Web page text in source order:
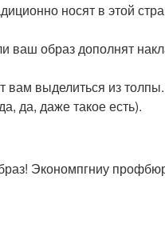
носят в этой
ваш образ дополнят
выделиться из
да, даже такое есть).
Экономпгниу